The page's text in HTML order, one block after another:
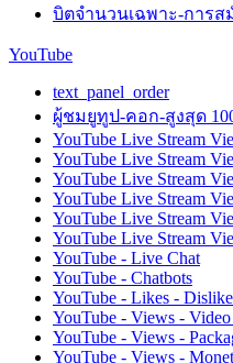
บิตจำนวนเฉพาะ-การ
YouTube
text_panel_order
ผู้ชมยูทูป-คอก-สูงสุด
YouTube Live Stream
YouTube Live Stream
YouTube Live Stream
YouTube Live Stream
YouTube Live Stream
YouTube Live Stream
YouTube - Live Chat
YouTube - Chatbots
YouTube - Likes -
YouTube - Views - Video
YouTube - Views -
YouTube - Views -